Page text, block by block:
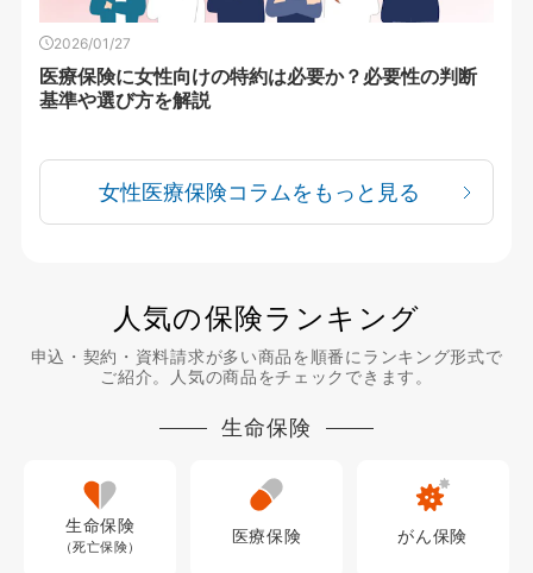
2026/01/27
医療保険に女性向けの特約は必要か？必要性の判断
基準や選び方を解説
女性医療保険コラムをもっと見る
人気の保険ランキング
申込・契約・資料請求が多い商品を順番にランキング形式で
ご紹介。人気の商品をチェックできます。
生命保険
生命保険
（死亡保険）
医療保険 がん保険